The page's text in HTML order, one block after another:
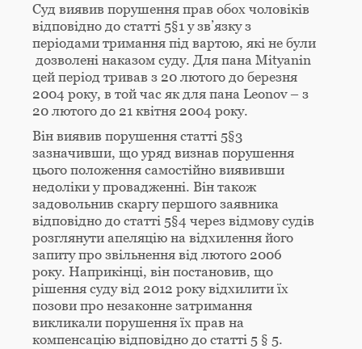
Суд виявив порушення прав обох чоловіків
відповідно до статті 5§1 у зв’язку з
періодами тримання під вартою, які не були
дозволені наказом суду. Для пана Mityanin
цей період тривав з 20 лютого до березня
2004 року, в той час як для пана Leonov – з
20 лютого до 21 квітня 2004 року.
Він виявив порушення статті 5§3
зазначивши, що уряд визнав порушення
цього положення самостійно виявивши
недоліки у провадженні. Він також
задовольнив скаргу першого заявника
відповідно до статті 5§4 через відмову судів
розглянути апеляцію на відхилення його
запиту про звільнення від лютого 2006
року. Наприкінці, він постановив, що
рішення суду від 2012 року відхилити їх
позови про незаконне затримання
викликали порушення їх прав на
компенсацію відповідно до статті 5 § 5.